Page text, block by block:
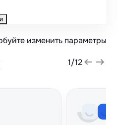
изменить параметры
1/12